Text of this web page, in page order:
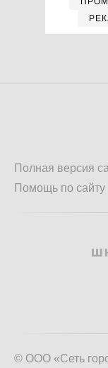
Полная версия
Помощь по сайту
© ООО «Сеть